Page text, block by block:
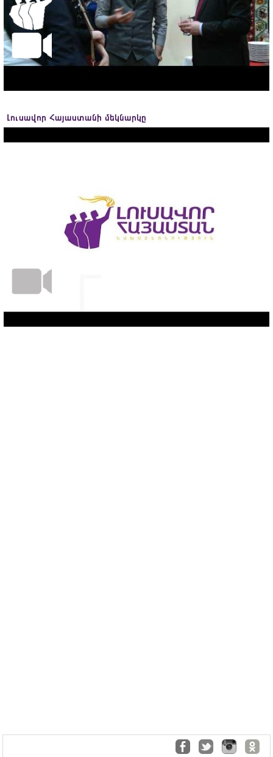
Լուսավոր Հայաստանի մեկնարկը